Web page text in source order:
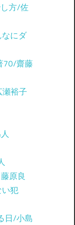
方/佐
にダ
70/齋藤
裕子
原良
犯
日/小島